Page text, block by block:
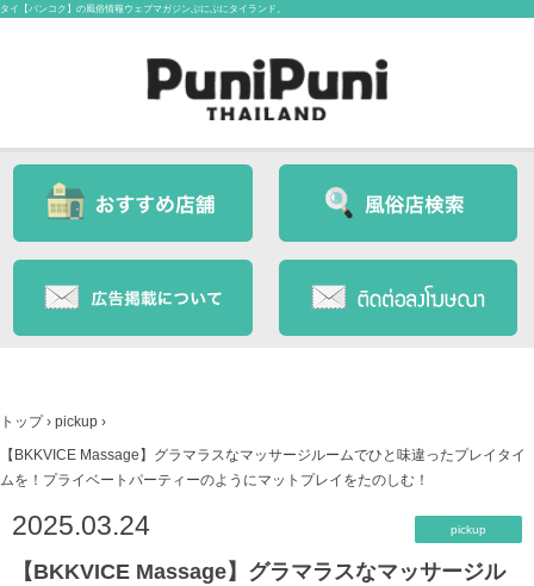
タイ【バンコク】の風俗情報ウェブマガジンぷにぷにタイランド。
トップ › pickup ›
【BKKVICE Massage】グラマラスなマッサージルームでひと味違ったプレイタイ
ムを！プライベートパーティーのようにマットプレイをたのしむ！
2025.03.24 pickup
【BKKVICE Massage】グラマラスなマッサージル